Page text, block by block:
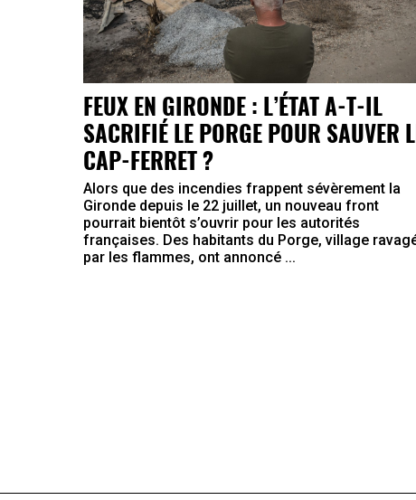
FEUX EN GIRONDE : L’ÉTAT A-T-IL
SACRIFIÉ LE PORGE POUR SAUVER
CAP-FERRET ?
Alors que des incendies frappent sévèrement la
Gironde depuis le 22 juillet, un nouveau front
pourrait bientôt s’ouvrir pour les autorités
françaises. Des habitants du Porge, village
par les flammes, ont annoncé ...